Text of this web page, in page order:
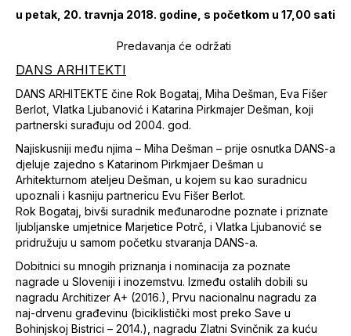
u petak, 20. travnja 2018. godine, s početkom u 17,00 sati
Predavanja će održati
DANS ARHITEKTI
DANS ARHITEKTE čine Rok Bogataj, Miha Dešman, Eva Fišer
Berlot, Vlatka Ljubanović i Katarina Pirkmajer Dešman, koji
partnerski surađuju od 2004. god.
Najiskusniji među njima – Miha Dešman – prije osnutka DANS-a
djeluje zajedno s Katarinom Pirkmjaer Dešman u
Arhitekturnom ateljeu Dešman, u kojem su kao suradnicu
upoznali i kasniju partnericu Evu Fišer Berlot.
Rok Bogataj, bivši suradnik međunarodne poznate i priznate
ljubljanske umjetnice Marjetice Potrč, i Vlatka Ljubanović se
pridružuju u samom početku stvaranja DANS-a.
Dobitnici su mnogih priznanja i nominacija za poznate
nagrade u Sloveniji i inozemstvu. Između ostalih dobili su
nagradu Architizer A+ (2016.), Prvu nacionalnu nagradu za
naj-drvenu građevinu (biciklistički most preko Save u
Bohinjskoj Bistrici – 2014.), nagradu Zlatni Svinčnik za kuću